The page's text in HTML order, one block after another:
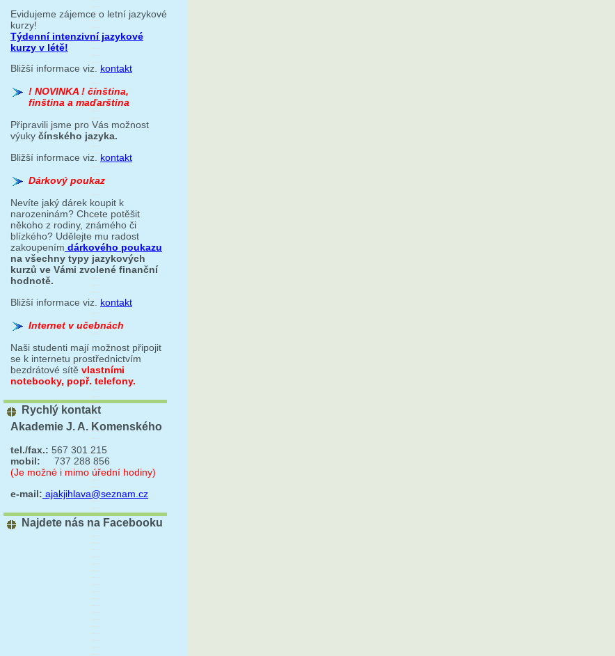
Evidujeme zájemce o letní jazykové
kurzy!
Týdenní intenzivní jazykové
kurzy v létě!
Bližší informace viz.kontakt
! NOVINKA ! čínština,
finština a maďarština
Připravili jsme pro Vás možnost
výuky čínského jazyka.
Bližší informace viz.kontakt
Dárkový poukaz
Nevíte jaký dárek koupit k
narozeninám? Chcete potěšit
někoho z rodiny, známého či
blízkého? Udělejte mu radost
zakoupením dárkového poukazu
na všechny typy jazykových
kurzů ve Vámi zvolené finanční
hodnotě.
Bližší informace viz.kontakt
Internet v učebnách
Naši studenti mají možnost připojit
se k internetu prostřednictvím
bezdrátové sítě vlastními
notebooky, popř. telefony.
Rychlý kontakt
Akademie J. A. Komenského
tel./fax.: 567 301 215
mobil: 737 288 856
(Je možné i mimo úřední hodiny)
e-mail: ajakjihlava@seznam.cz
Najdete nás na Facebooku